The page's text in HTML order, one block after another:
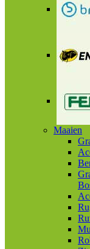
Maaien